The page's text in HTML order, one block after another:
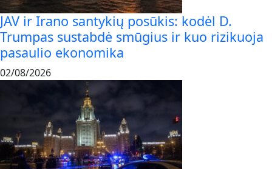
JAV ir Irano santykių posūkis: kodėl D.
Trumpas sustabdė smūgius ir kuo rizikuoja
pasaulio ekonomika
02/08/2026